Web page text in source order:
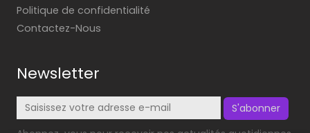
Politique de confidentialité
Contactez-Nous
Newsletter
S'abonner